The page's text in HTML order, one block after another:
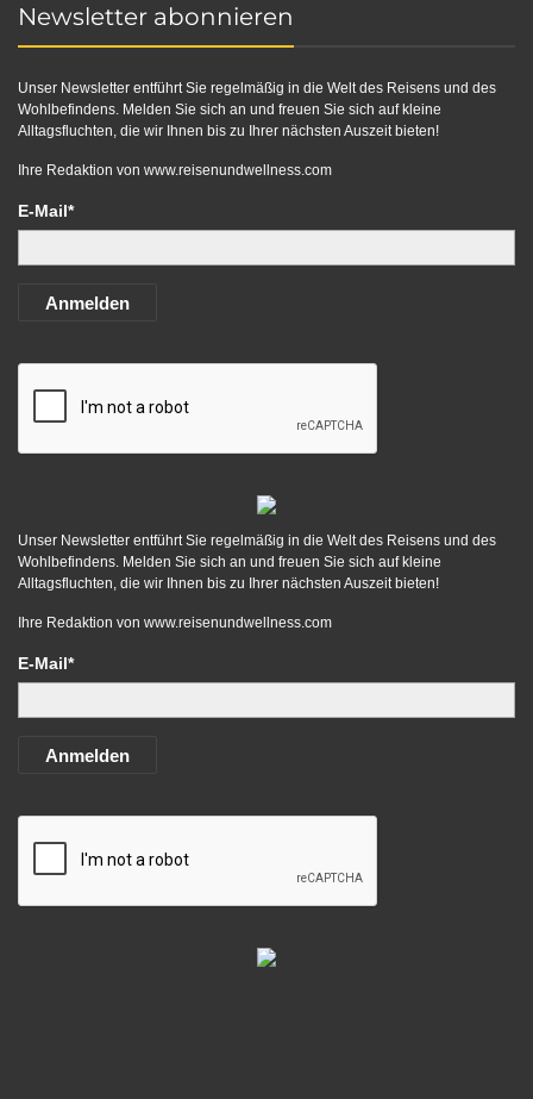
Newsletter abonnieren
Unser Newsletter entführt Sie regelmäßig in die Welt des Reisens und des
Wohlbefindens. Melden Sie sich an und freuen Sie sich auf kleine
Alltagsfluchten, die wir Ihnen bis zu Ihrer nächsten Auszeit bieten!
Ihre Redaktion von www.reisenundwellness.com
E-Mail*
Anmelden
Unser Newsletter entführt Sie regelmäßig in die Welt des Reisens und des
Wohlbefindens. Melden Sie sich an und freuen Sie sich auf kleine
Alltagsfluchten, die wir Ihnen bis zu Ihrer nächsten Auszeit bieten!
Ihre Redaktion von www.reisenundwellness.com
E-Mail*
Anmelden